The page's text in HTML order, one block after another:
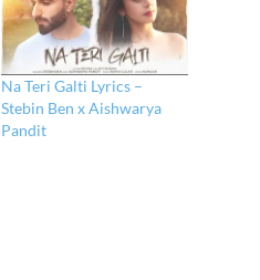
Na Teri Galti Lyrics –
Stebin Ben x Aishwarya
Pandit